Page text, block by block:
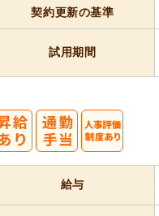
契約更新の基準
試用期間
給与